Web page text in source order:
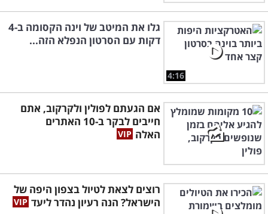
4:16
גלו את המיטב של וינה הקסומה ב-4
דקות עם הסרטון הנפלא הזה...
אם הגעתם לפולין ולקרקוב, אתם
חייבים לבקר ב-10 האתרים
האלה
רוצים לצאת לטיול בצפון היפה של
הישראל? הנה רעיון נהדר ליעד